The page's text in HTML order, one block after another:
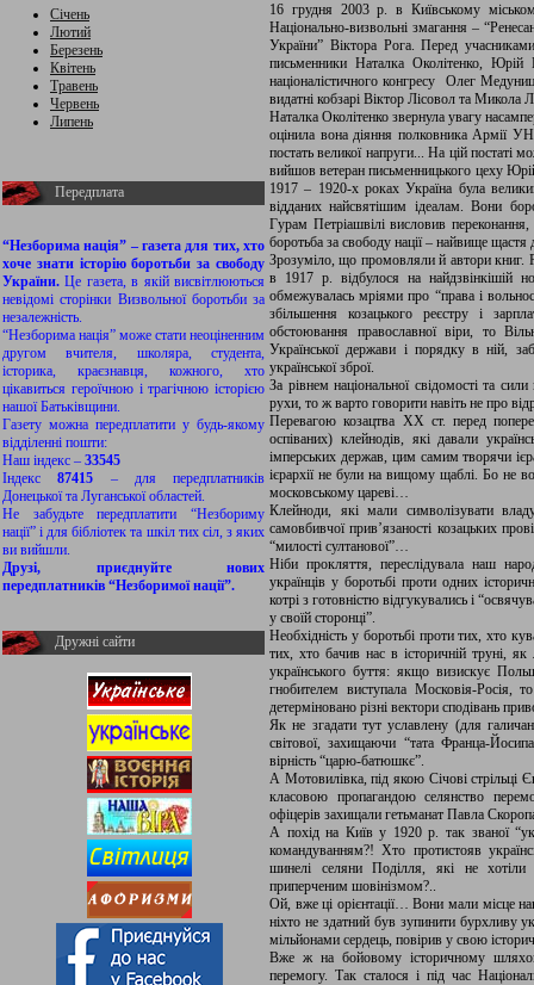
Січень
Лютий
Березень
Квітень
Травень
Червень
Липень
Передплата
“Незборима нація” – газета для тих, хто
хоче знати історію боротьби за свободу
України.Це газета, в якій висвітлюються
невідомі сторінки Визвольної боротьби за
незалежність.
“Незборима нація” може стати неоціненним
другом вчителя, школяра, студента,
історика, краєзнавця, кожного, хто
цікавиться героїчною і трагічною історією
нашої Батьківщини.
Газету можна передплатити у будь-якому
відділенні пошти:
Наш індекс – 33545
Індекс87415 – для передплатників
Донецької та Луганської областей.
Не забудьте передплатити “Незбориму
нації” і для бібліотек та шкіл тих сіл, з яких
ви вийшли.
Друзі, приєднуйте нових
передплатників “Незборимої нації”.
Дружні сайти
16 грудня 2003 р. в Київському
Національно-визвольні змагання –
України” Віктора Рога. Перед
письменники Наталка Околітенко,
націоналістичного конгресу Олег
видатні кобзарі Віктор Лісовол та Микола
Наталка Околітенко звернула увагу
оцінила вона діяння полковника Армії
постать великої напруги... На цій постаті
вийшов ветеран письменницького цеху
1917 – 1920-х роках Україна була
відданих найсвятішим ідеалам. Вони
Гурам Петріашвілі висловив
боротьба за свободу нації – найвище щастя
Зрозуміло, що промовляли й автори книг.
в 1917 р. відбулося на найдзвінкішій
обмежувалась мріями про “права і
збільшення козацького реєстру і
обстоювання православної віри, то
Української держави і порядку в ній,
української зброї.
За рівнем національної свідомості та
рухи, то ж варто говорити навіть не про
Перевагою козацтва ХХ ст. перед
оспіваних) клейнодів, які давали
імперських держав, цим самим творячи
ієрархії не були на вищому щаблі. Бо не
московському цареві…
Клейноди, які мали символізувати
самовбивчої прив’язаності козацьких
“милості султанової”…
Ніби прокляття, переслідувала наш
українців у боротьбі проти одних
котрі з готовністю відгукувались і
у своїй сторонці”.
Необхідність у боротьбі проти тих, хто
тих, хто бачив нас в історичній труні, як
українського буття: якщо визискує
гнобителем виступала Московія-Росія,
детерміновано різні вектори сподівань
Як не згадати тут уславлену (для
світової, захищаючи “тата Франца-
вірність “царю-батюшкє”.
А Мотовилівка, під якою Січові стрільці
класовою пропагандою селянство
офіцерів захищали гетьманат Павла
А похід на Київ у 1920 р. так званої
командуванням?! Хто протистояв
шинелі селяни Поділля, які не
приперченим шовінізмом?..
Ой, вже ці орієнтації… Вони мали місце
ніхто не здатний був зупинити бурхливу
мільйонами сердець, повірив у свою
Вже ж на бойовому історичному
перемогу. Так сталося і під час